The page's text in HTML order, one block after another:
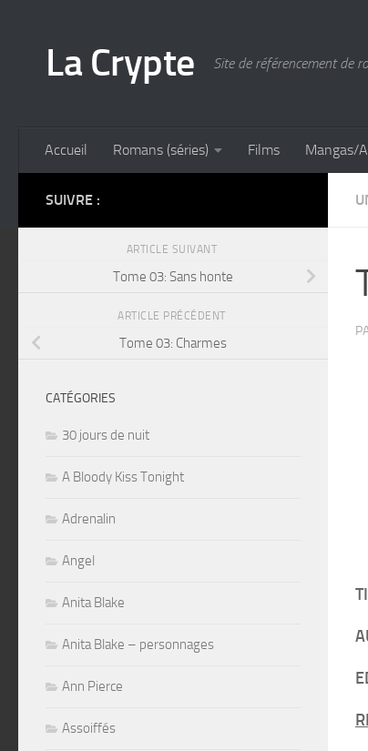
La Crypte Site de référencement de
Accueil Romans (séries) Films Mangas/
SUIVRE :
ARTICLE SUIVANT
Tome 03: Sans honte
ARTICLE PRÉCÉDENT
Tome 03: Charmes
CATÉGORIES
30 jours de nuit
A Bloody Kiss Tonight
Adrenalin
Angel
Anita Blake
Anita Blake – personnages
Ann Pierce
Assoiffés